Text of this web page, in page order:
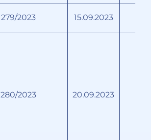
279/2023 15.09.2023
280/2023 20.09.2023